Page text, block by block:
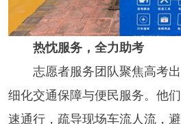
热忱服务，全力助考
志愿者服务团队聚焦高考
细化交通保障与便民服务。他
速通行，疏导现场车流人流，